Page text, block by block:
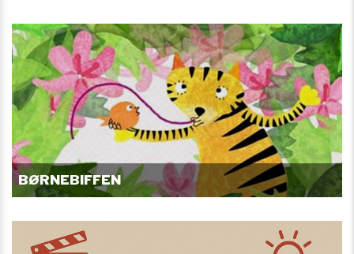
BØRNEBIFFEN